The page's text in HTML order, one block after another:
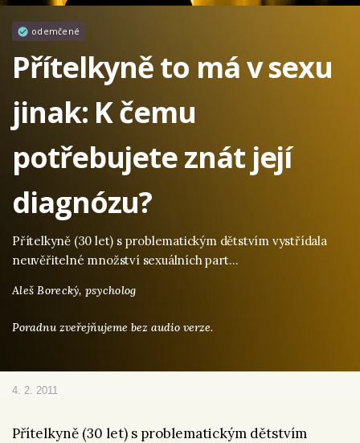
odemčené
Přítelkyně to má v sexu
jinak: K čemu
potřebujete znát její
diagnózu?
Přítelkyně (30 let) s problematickým dětstvím vystřídala
neuvěřitelné množství sexuálních part…
Aleš Borecký, psycholog
Poradnu zveřejňujeme bez audio verze.
4. 2. 2011
Přítelkyně (30 let) s problematickým dětstvím